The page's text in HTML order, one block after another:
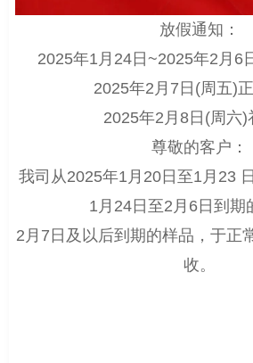
放假通知：
2025年1月24日~2025年2月6
2025年2月7日(周五)
2025年2月8日(周六)
尊敬的客户：
我司从2025年1月20日至1月23
1月24日至2月6日到期
2月7日及以后到期的样品，于正
收。